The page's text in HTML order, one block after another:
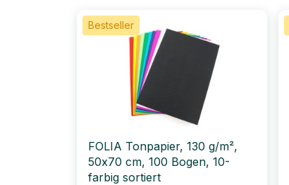
Bestseller
FOLIA Tonpapier, 130 g/m²,
50x70 cm, 100 Bogen, 10-
farbig sortiert